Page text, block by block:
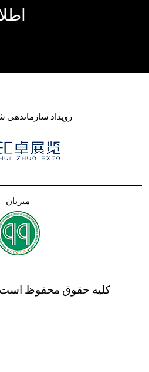
رویداد
میزبان
2025 کلیه حقوق محفوظ